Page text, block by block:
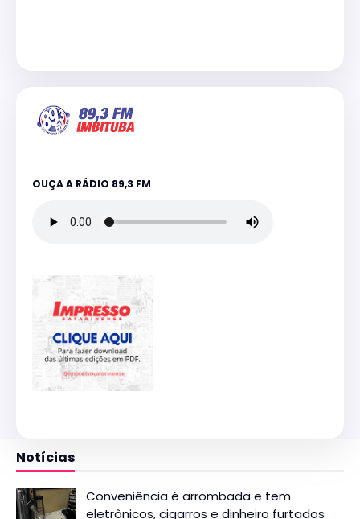
OUÇA A RÁDIO 89,3 FM
Notícias
Conveniência é arrombada e tem
eletrônicos, cigarros e dinheiro furtados